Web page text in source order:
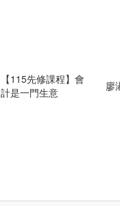
【115先修課程】會
計是一門生意
廖